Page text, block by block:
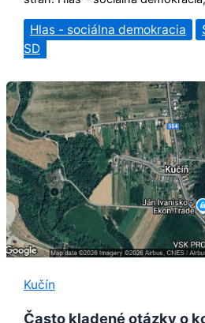
Hlas - sociálna demokracia
SD
Kučín
Často kladené otázky o